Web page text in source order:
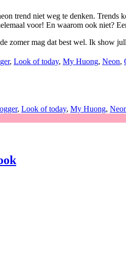
trend niet weg te denken.
voor! En waarom ook niet?
zomer mag dat best wel. Ik show
, Look of today, My Huong, Neon,
, Look of today, My Huong,